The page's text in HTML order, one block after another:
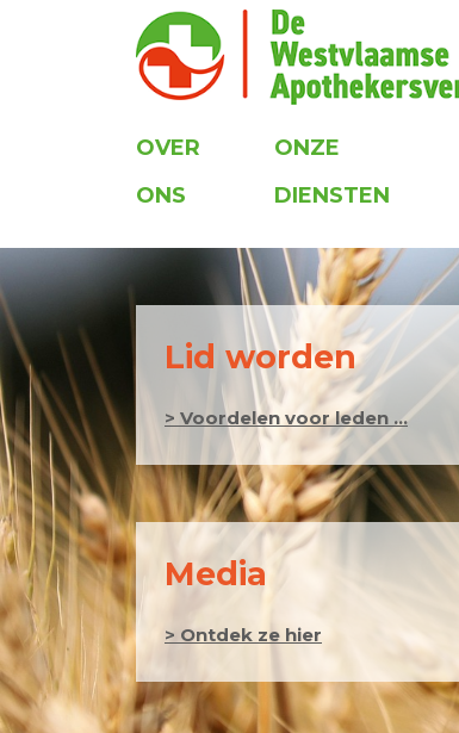
OVER
ONS
ONZE
DIENSTEN
Lid worden
> Voordelen voor leden ...
Media
> Ontdek ze hier